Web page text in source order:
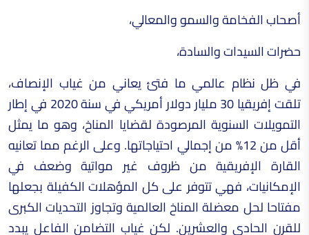
أصحاب الفخامة والسمو والمعالي،
حضرات السيدات والسادة،
في ظل نظام عالمي ما فتئ يعاني من غياب الإنصاف،
تلقت إفريقيا 30 مليار دولار أمريكي في سنة 2020 في إطار
التمويلات السنوية المرصودة لقضايا المناخ، وهو ما يمثل
أقل من 12% من إجمالي احتياجاتها. وعلى الرغم مما تعانيه
القارة الإفريقية من ظروف غير مواتية وضعف في
الإمكانيات، فهي تتوفر على كل المؤهلات الكفيلة بجعلها
مفتاحا لحل معضلة المناخ العالمية وتجاوز التحديات الكبرى
للقرن الحادي والعشرين. لكن غياب التضامن الفاعل يبدد